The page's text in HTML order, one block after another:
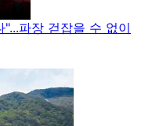
파장 걷잡을 수 없이